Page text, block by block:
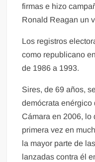
firmas e hizo
Ronald Reagan un
Los registros
como republicano
de 1986 a 1993.
Sires, de 69 años,
demócrata enérgico
Cámara en 2006, lo
primera vez en
la mayor parte de
lanzadas contra él